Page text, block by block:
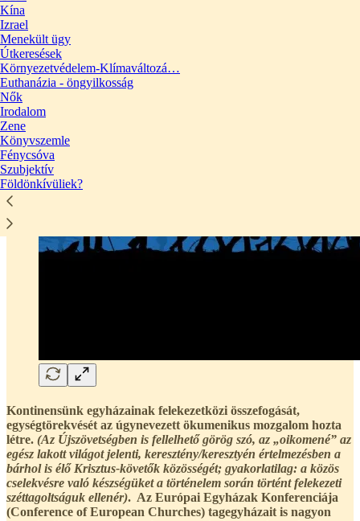
Kína
Izrael
Menekült ügy
Útkeresések
Környezetvédelem-Klímaváltozá…
Euthanázia - öngyilkosság
Nők
Irodalom
Zene
Könyvszemle
Fénycsóva
Szubjektív
Földönkívüliek?
Kontinensünk egyházainak felekezetközi összefogását,
egységtörekvését az úgynevezett ökumenikus mozgalom hozta
létre. (Az Újszövetségben is fellelhető görög szó, az „oikomené” az
egész lakott világot jelenti, keresztény/keresztyén értelmezésben a
bárhol is élő Krisztus-követők közösségét; gyakorlatilag: a közös
cselekvésre való készségüket a történelem során történt felekezeti
széttagoltságuk ellenér). Az Európai Egyházak Konferenciája
(Conference of European Churches) tagegyházait is nagyon